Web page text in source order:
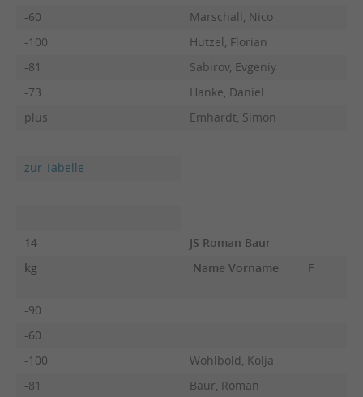
-60
Marschall, Nico
-100
Hutzel, Florian
-81
Sabirov, Evgeniy
-73
Hanke, Daniel
plus
Emhardt, Simon
zur Tabelle
14
JS Roman Baur
kg
Name Vorname F
-90
-60
-100
Wohlbold, Kolja
-81
Baur, Roman